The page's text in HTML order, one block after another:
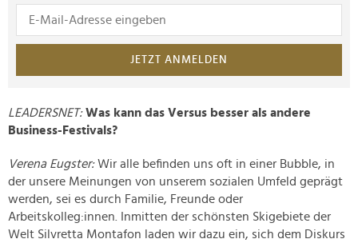
JETZT ANMELDEN
LEADERSNET:Was kann das Versus besser als andere
Business-Festivals?
Verena Eugster:Wir alle befinden uns oft in einer Bubble, in
der unsere Meinungen von unserem sozialen Umfeld geprägt
werden, sei es durch Familie, Freunde oder
Arbeitskolleg:innen. Inmitten der schönsten Skigebiete der
Welt Silvretta Montafon laden wir dazu ein, sich dem Diskurs